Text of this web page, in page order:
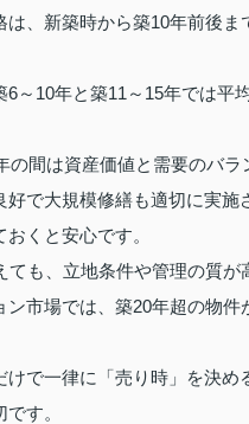
は、新築時から築10年前後
6～10年と築11～15年では
の間は資産価値と需要のバ
好で大規模修繕も適切に実
くと安心です。
ても、立地条件や管理の質
ン市場では、築20年超の物
けで一律に「売り時」を決
す。